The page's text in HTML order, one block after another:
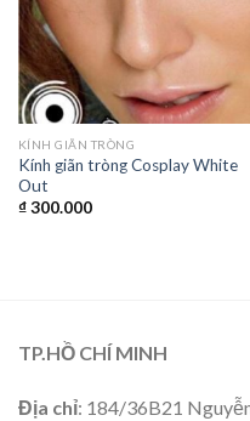
KÍNH GIÃN TRÒNG
Kính giãn tròng Cosplay White
Out
₫300.000
TP.HỒ CHÍ MINH
Địa chỉ: 184/36B21